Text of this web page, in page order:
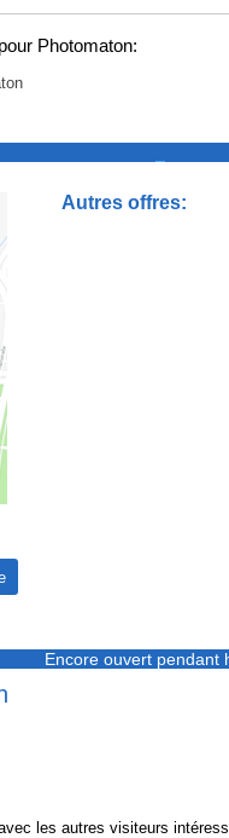
Photomaton:
Autres offres:
Encore ouvert pendant
les autres visiteurs